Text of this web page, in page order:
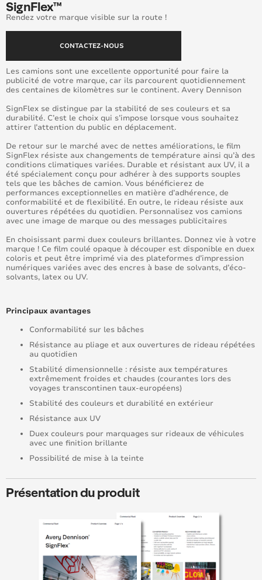
SignFlex™
Rendez votre marque visible sur la route !
CONTACTEZ-NOUS
Les camions sont une excellente opportunité pour faire la
publicité de votre marque, car ils parcourent quotidiennement
des centaines de kilomètres sur le continent. Avery Dennison
SignFlex se distingue par la stabilité de ses couleurs et sa
durabilité. C’est le choix qui s’impose lorsque vous souhaitez
attirer l’attention du public en déplacement.
De retour sur le marché avec de nettes améliorations, le film
SignFlex résiste aux changements de température ainsi qu’à des
conditions climatiques variées. Durable et résistant aux UV, il a
été spécialement conçu pour adhérer à des supports souples
tels que les bâches de camion. Vous bénéficierez de
performances exceptionnelles en matière d’adhérence, de
conformabilité et de flexibilité. En outre, le rideau résiste aux
ouvertures répétées du quotidien. Personnalisez vos camions
avec une image de marque ou des messages publicitaires
En choisissant parmi duex couleurs brillantes. Donnez vie à votre
marque ! Ce film coulé opaque à découper est disponible en duex
coloris et peut être imprimé via des plateformes d’impression
numériques variées avec des encres à base de solvants, d’éco-
solvants, latex ou UV.
Principaux avantages
Conformabilité sur les bâches
Résistance au pliage et aux ouvertures de rideau répétées
au quotidien
Stabilité dimensionnelle : résiste aux températures
extrêmement froides et chaudes (courantes lors des
voyages transcontinen taux-européens)
Stabilité des couleurs et durabilité en extérieur
Résistance aux UV
Duex couleurs pour marquages sur rideaux de véhicules
avec une finition brillante
Possibilité de mise à la teinte
Présentation du produit
Window Films